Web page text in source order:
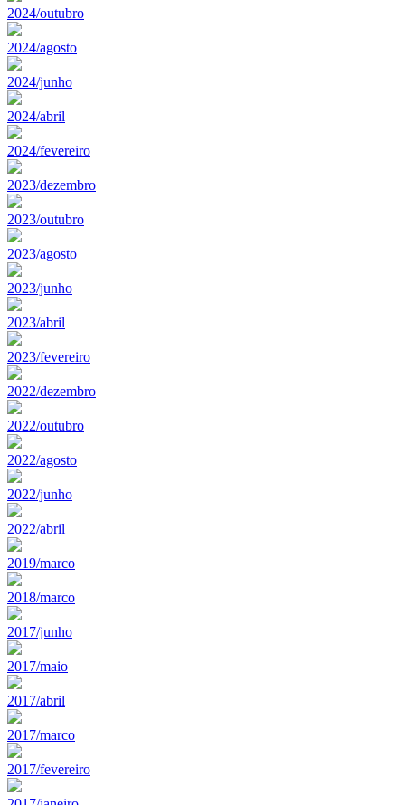
2024/outubro
2024/agosto
2024/junho
2024/abril
2024/fevereiro
2023/dezembro
2023/outubro
2023/agosto
2023/junho
2023/abril
2023/fevereiro
2022/dezembro
2022/outubro
2022/agosto
2022/junho
2022/abril
2019/marco
2018/marco
2017/junho
2017/maio
2017/abril
2017/marco
2017/fevereiro